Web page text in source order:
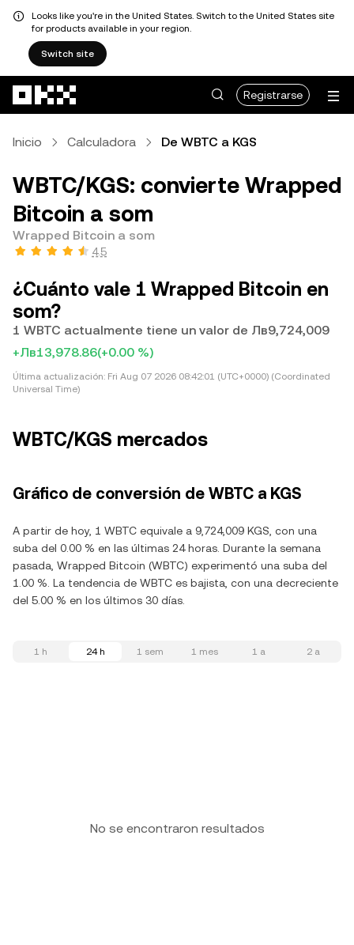
Looks like you're in the United States. Switch to the United States site
for products available in your region.
Switch site
Registrarse
Inicio Calculadora De WBTC a KGS
WBTC/KGS: convierte Wrapped
Bitcoin a som
Wrapped Bitcoin a som
4.5
¿Cuánto vale 1 Wrapped Bitcoin en
som?
1 WBTC actualmente tiene un valor de Лв9,724,009
+Лв13,978.86(+0.00 %)
Última actualización: Fri Aug 07 2026 08:42:01 (UTC+0000) (Coordinated
Universal Time)
WBTC/KGS mercados
Gráfico de conversión de WBTC a KGS
A partir de hoy, 1 WBTC equivale a 9,724,009 KGS, con una
suba del 0.00 % en las últimas 24 horas. Durante la semana
pasada, Wrapped Bitcoin (WBTC) experimentó una suba del
1.00 %. La tendencia de WBTC es bajista, con una decreciente
del 5.00 % en los últimos 30 días.
1 h 24 h 1 sem 1 mes 1 a 2 a
No se encontraron resultados